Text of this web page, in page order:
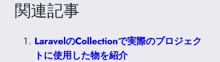
関連記事
LaravelのCollectionで実際のプロジェク
トに使用した物を紹介